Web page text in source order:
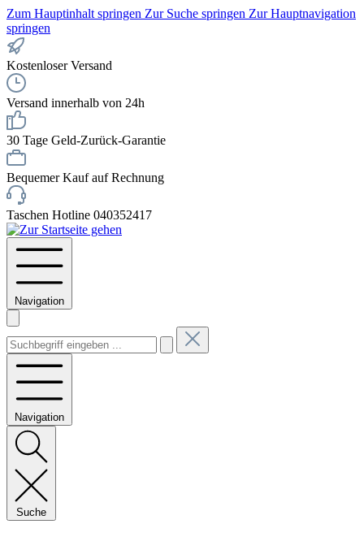
Zum Hauptinhalt springen Zur Suche springen Zur Hauptnavigation
springen
Kostenloser Versand
Versand innerhalb von 24h
30 Tage Geld-Zurück-Garantie
Bequemer Kauf auf Rechnung
Taschen Hotline 040352417
Navigation
Navigation
Suche